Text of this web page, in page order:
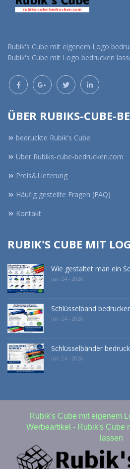
Rubik's Cube mit eigenem Logo
Rubik's Cube mit Logo bedrucken
ÜBER RUBIKS-CUBE-
bedruckte Rubik's Cube
Über Rubiks-cube-bedrucken.com
Preis&Lieferung
Häufig gestellte Fragen (FAQ)
Kontakt
RUBIK'S CUBE MIT
Wie gestaltet man ein
Jun 24 - 2026
Schlüsselband
Jun 24 - 2026
Schlüsselbänder
Jun 24 - 2026
Rubik's Cube mit eigenem
Werbeartikel - Rubik's Cube
lassen